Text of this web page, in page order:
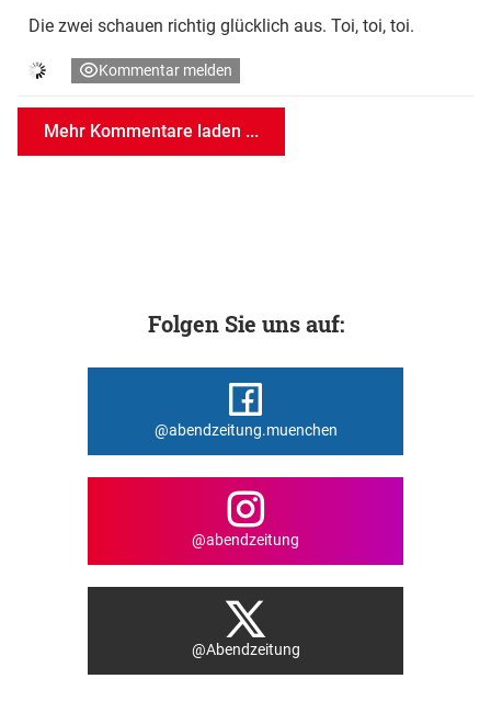
Die zwei schauen richtig glücklich aus. Toi, toi, toi.
Kommentar melden
Mehr Kommentare laden ...
Folgen Sie uns auf:
@abendzeitung.muenchen
@abendzeitung
@Abendzeitung